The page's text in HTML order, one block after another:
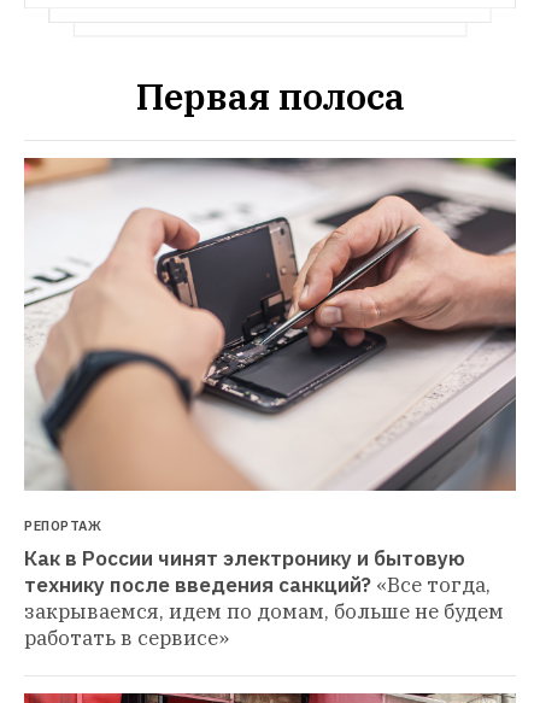
Первая полоса
РЕПОРТАЖ
Как в России чинят электронику и бытовую
технику после введения санкций? «Все тогда,
закрываемся, идем по домам, больше не будем
работать в сервисе»